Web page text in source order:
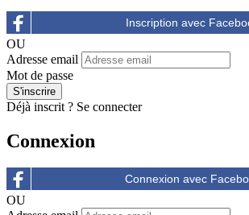
OU
Adresse email
Mot de passe
Déjà inscrit ? Se connecter
Connexion
OU